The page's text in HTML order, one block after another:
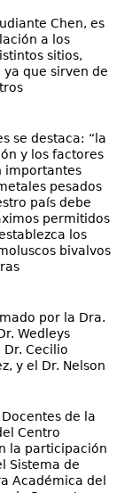
Chen, es
a los
sitios,
que sirven de
se destaca: “la
y los factores
importantes
pesados
país debe
permitidos
los
bivalvos
por la Dra.
Wedleys
Dr. Cecilio
y el Dr. Nelson
de la
Centro
la participación
Sistema de
Académica del